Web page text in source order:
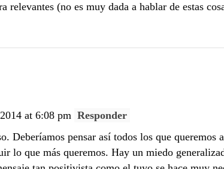
relevantes (no es muy dada a hablar de estas
at 6:08 pm Responder
Deberíamos pensar así todos los que queremos
lo que más queremos. Hay un miedo